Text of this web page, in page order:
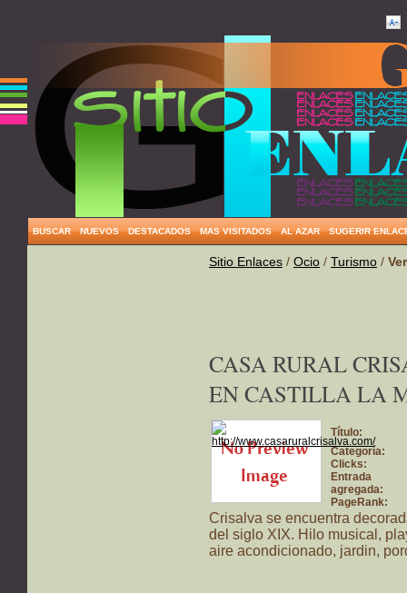
BUSCAR NUEVOS DESTACADOS MAS VISITADOS AL AZAR SUGERIR
Sitio Enlaces / Ocio / Turismo /
CASA RURAL
EN CASTILLA LA
Título:
Categoría:
Clicks:
Entrada
agregada:
PageRank:
Crisalva se encuentra
del siglo XIX. Hilo musical,
aire acondicionado, jardin,